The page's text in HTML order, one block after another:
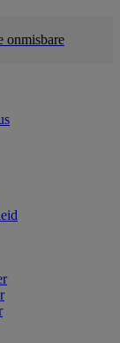
onmisbare